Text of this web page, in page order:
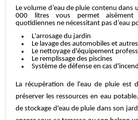
Le volume d’eau de pluie contenu dans
000 litres vous permet aisément
quotidiennes ne nécessitant pas d’eau
L'arrosage du jardin
Le lavage des automobiles et
Le nettoyage d'équipement
Le remplissage des piscines
Système de défense en cas
La récupération de l'eau de pluie est
préserver les ressources en eau
de stockage d'eau de pluie dans son